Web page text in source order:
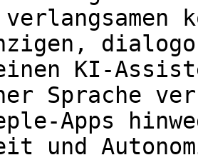
KI-
Sprache
Apps
und